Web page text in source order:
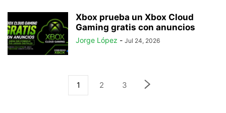
Xbox prueba un Xbox Cloud
Gaming gratis con anuncios
Jorge López - Jul 24, 2026
1 2 3